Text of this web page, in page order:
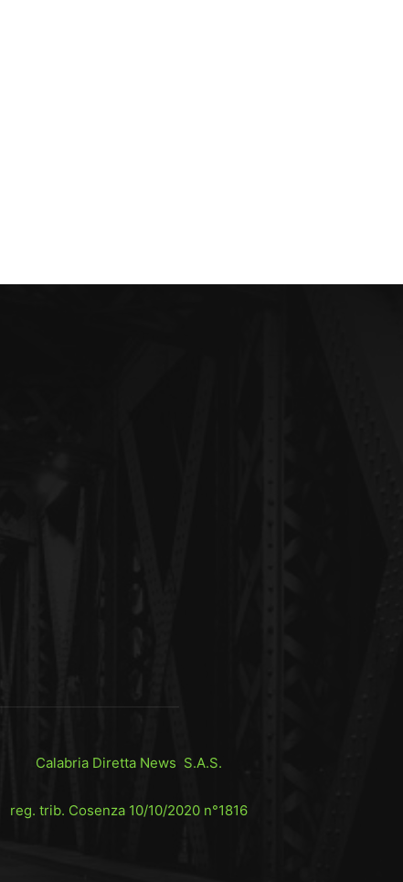
Calabria Diretta News S.A.S.
reg. trib. Cosenza 10/10/2020 n°1816